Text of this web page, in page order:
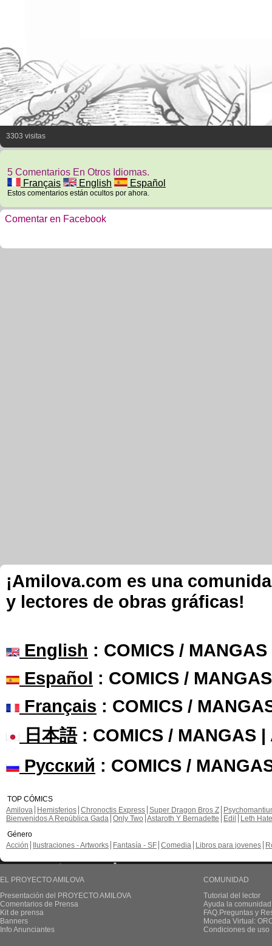
3303 visitas
5 Comentarios En Otros Idiomas.
Français
English Español
Estos comentarios están ocultos por ahora.
Comentar en Facebook
¡Amilova.com es una
y lectores de obras gráficas!
English : COMICS /
Español : COMICS /
Français : COMICS /
日本語: COMICS / MANGAS |
Русский : COMICS /
TOP CÓMICS
Amilova
Hemisferios Chronoctis Express Super Dragon Bros Z
Bienvenidos A República Gada Only Two Astaroth Y Bernadette Edil
Leth Hate
Género
Acción
Ilustraciones - Artworks Fantasía - SF Comedia Libros para jovenes
EL PROYECTO AMILOVA
Presentación del PROYECTO AMILOVA
Comentarios de Prensa
Kit de prensa
Banners
Info Anunciantes
COMUNIDAD
Tutorial del lector
Ayuda la
FAQ.Preguntas y
Moneda Virtual:
Condiciones de uso